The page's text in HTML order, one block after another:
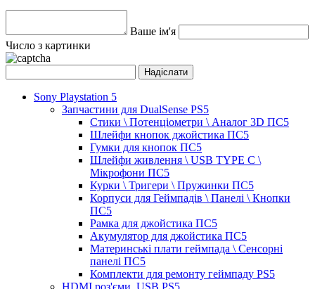
Ваше ім'я
Число з картинки
Sony Playstation 5
Запчастини для DualSense PS5
Стики \ Потенціометри \ Аналог 3D ПС5
Шлейфи кнопок джойстика ПС5
Гумки для кнопок ПС5
Шлейфи живлення \ USB TYPE C \
Мікрофони ПС5
Курки \ Тригери \ Пружинки ПС5
Корпуси для Геймпадів \ Панелі \ Кнопки
ПС5
Рамка для джойстика ПС5
Акумулятор для джойстика ПС5
Материнські плати геймпада \ Сенсорні
панелі ПС5
Комплекти для ремонту геймпаду PS5